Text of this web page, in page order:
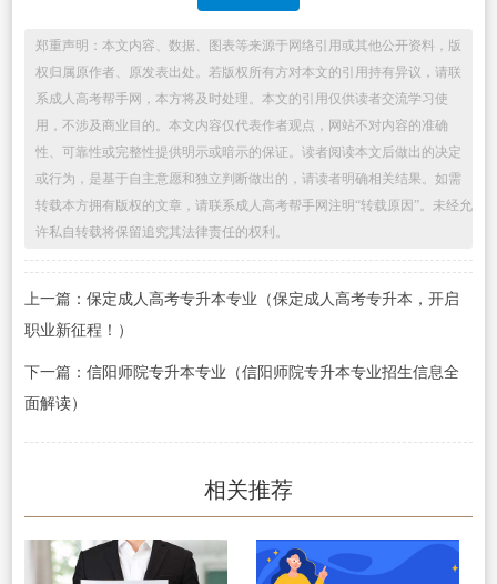
郑重声明：本文内容、数据、图表等来源于网络引用或其他公开资料，版
权归属原作者、原发表出处。若版权所有方对本文的引用持有异议，请联
系成人高考帮手网，本方将及时处理。本文的引用仅供读者交流学习使
用，不涉及商业目的。本文内容仅代表作者观点，网站不对内容的准确
性、可靠性或完整性提供明示或暗示的保证。读者阅读本文后做出的决定
或行为，是基于自主意愿和独立判断做出的，请读者明确相关结果。如需
转载本方拥有版权的文章，请联系成人高考帮手网注明“转载原因”。未经允
许私自转载将保留追究其法律责任的权利。
上一篇：保定成人高考专升本专业（保定成人高考专升本，开启
职业新征程！）
下一篇：信阳师院专升本专业（信阳师院专升本专业招生信息全
面解读）
相关推荐